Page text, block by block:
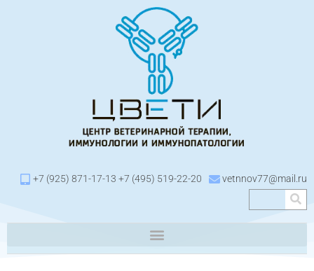
+7 (925) 871-17-13 +7 (495) 519-22-20 vetnnov77@mail.ru